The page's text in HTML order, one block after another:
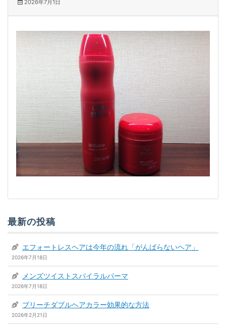
2026年7月1日
最新の投稿
エフォートレスヘアは今年の流れ「がんばらないヘア」
2026年7月18日
メンズツイストスパイラルパーマ
2026年7月18日
ブリーチダブルヘアカラー効果的な方法
2026年2月21日